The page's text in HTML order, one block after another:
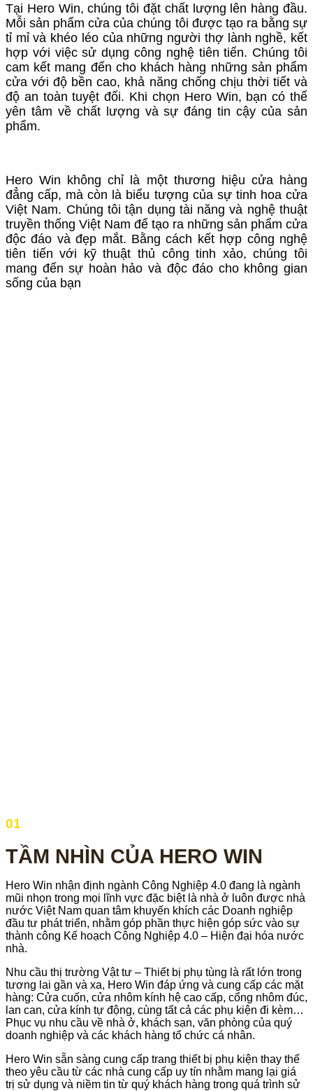
Tại Hero Win, chúng tôi đặt chất lượng lên hàng đầu.
Mỗi sản phẩm cửa của chúng tôi được tạo ra bằng sự
tỉ mỉ và khéo léo của những người thợ lành nghề, kết
hợp với việc sử dụng công nghệ tiên tiến. Chúng tôi
cam kết mang đến cho khách hàng những sản phẩm
cửa với độ bền cao, khả năng chống chịu thời tiết và
độ an toàn tuyệt đối. Khi chọn Hero Win, bạn có thể
yên tâm về chất lượng và sự đáng tin cậy của sản
phẩm.
Hero Win không chỉ là một thương hiệu cửa hàng
đẳng cấp, mà còn là biểu tượng của sự tinh hoa cửa
Việt Nam. Chúng tôi tận dụng tài năng và nghệ thuật
truyền thống Việt Nam để tạo ra những sản phẩm cửa
độc đáo và đẹp mắt. Bằng cách kết hợp công nghệ
tiên tiến với kỹ thuật thủ công tinh xảo, chúng tôi
mang đến sự hoàn hảo và độc đáo cho không gian
sống của bạn
01
TẦM NHÌN CỦA HERO WIN
Hero Win nhận định ngành Công Nghiệp 4.0 đang là ngành
mũi nhọn trong mọi lĩnh vực đặc biệt là nhà ở luôn được nhà
nước Việt Nam quan tâm khuyến khích các Doanh nghiệp
đầu tư phát triển, nhằm góp phần thực hiện góp sức vào sự
thành công Kế hoạch Công Nghiệp 4.0 – Hiện đại hóa nước
nhà.
Nhu cầu thị trường Vật tư – Thiết bị phụ tùng là rất lớn trong
tương lai gần và xa, Hero Win đáp ứng và cung cấp các mặt
hàng: Cửa cuốn, cửa nhôm kính hệ cao cấp, cổng nhôm đúc,
lan can, cửa kính tự động, cùng tất cả các phụ kiện đi kèm…
Phục vụ nhu cầu về nhà ở, khách sạn, văn phòng của quý
doanh nghiệp và các khách hàng tổ chức cá nhân.
Hero Win sẵn sàng cung cấp trang thiết bị phụ kiện thay thế
theo yêu cầu từ các nhà cung cấp uy tín nhằm mang lại giá
trị sử dụng và niềm tin từ quý khách hàng trong quá trình sử